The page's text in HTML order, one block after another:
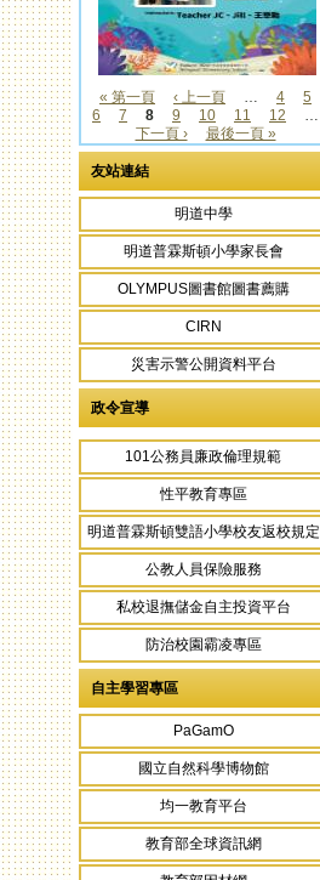
頁面
« 第一頁 ‹ 上一頁 … 4
5
6
7 8 9 10 11 12
…
下一頁 ›
最後一頁 »
友站連結
明道中學
明道普霖斯頓小學家長會
OLYMPUS圖書館圖書薦購
CIRN
災害示警公開資料平台
政令宣導
101公務員廉政倫理規範
性平教育專區
明道普霖斯頓雙語小學校友返校規定
公教人員保險服務
私校退撫儲金自主投資平台
防治校園霸凌專區
自主學習專區
PaGamO
國立自然科學博物館
均一教育平台
教育部全球資訊網